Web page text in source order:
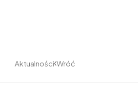
Aktualności Wróć